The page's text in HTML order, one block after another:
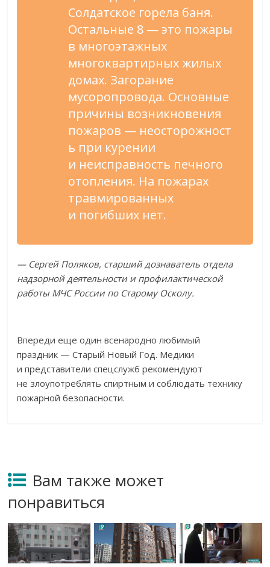
Солдатское горела баня.
Остальные 8 —это пожары
в многоэтажных
многоквартирных жилых
домах. Загорание
мусоропровода. Основные
причины возникновения
пожаров — неосторожност
ь при курении
и неисправность печного
отопления. На пожарах
травмированных
и погибших нет.
— Сергей Поляков, старший дознаватель отдела
надзорной деятельности и профилактической
работы МЧС России по Старому Осколу.
Впереди еще один всенародно любимый
праздник — Старый Новый Год. Медики
и представители спецслужб рекомендуют
не злоупотреблять спиртным и соблюдать технику
пожарной безопасности.
Вам также может
понравиться